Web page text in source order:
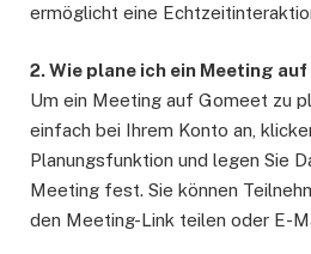
ermöglicht eine
2. Wie plane ich ein Meeting auf
Um ein Meeting auf Gomeet zu
einfach bei Ihrem Konto an,
Planungsfunktion und legen Sie
Meeting fest. Sie können
den Meeting-Link teilen oder E-